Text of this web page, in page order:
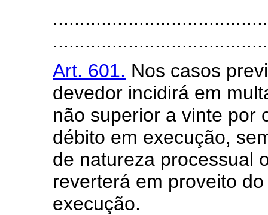
Art. 601. Nos casos
devedor incidirá em
não superior a vinte por
débito em execução,
de natureza processual
reverterá em proveito
execução.